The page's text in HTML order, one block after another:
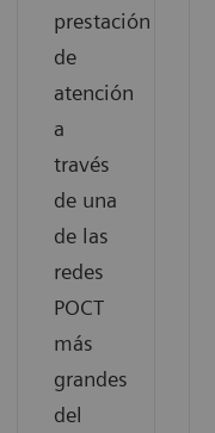
prestación
de
atención
a
través
de una
de las
redes
POCT
más
grandes
del